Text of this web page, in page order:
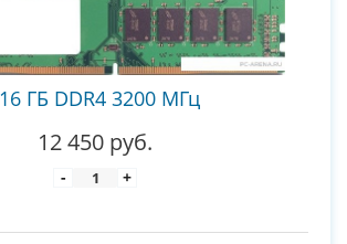
16 ГБ DDR4 3200 МГц
12 450 руб.
- +